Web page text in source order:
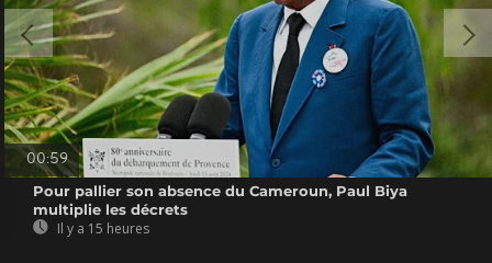
00:59
Pour pallier son absence du Cameroun, Paul Biya
multiplie les décrets
Il y a 15 heures